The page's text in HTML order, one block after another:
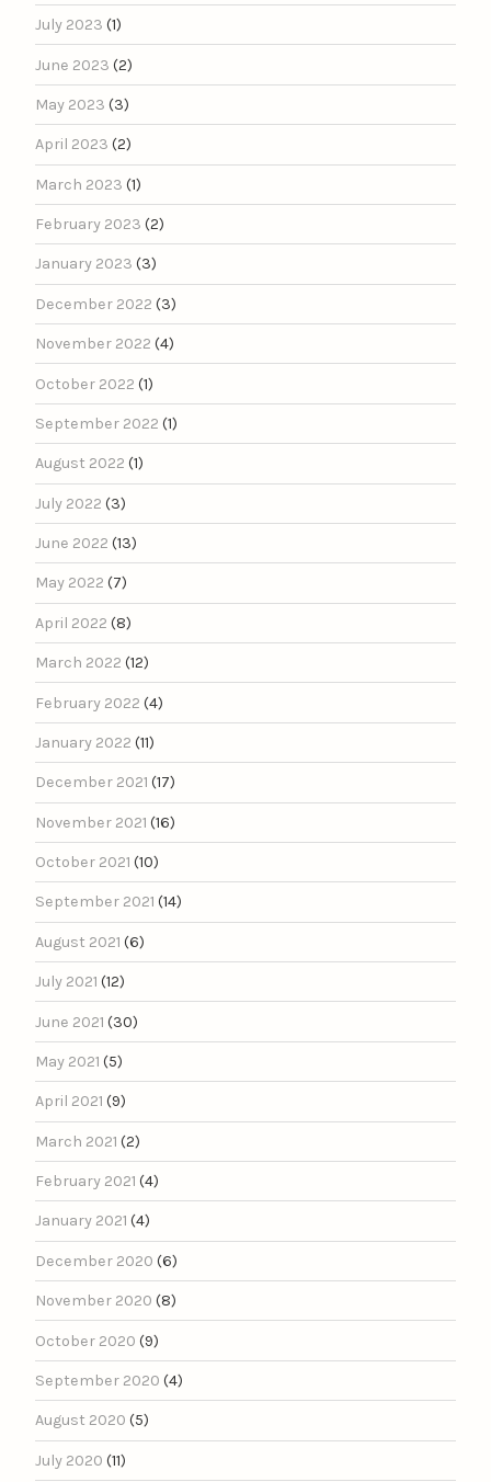
July 2023 (1)
June 2023 (2)
May 2023 (3)
April 2023 (2)
March 2023 (1)
February 2023 (2)
January 2023 (3)
December 2022 (3)
November 2022 (4)
October 2022 (1)
September 2022 (1)
August 2022 (1)
July 2022 (3)
June 2022 (13)
May 2022 (7)
April 2022 (8)
March 2022 (12)
February 2022 (4)
January 2022 (11)
December 2021 (17)
November 2021 (16)
October 2021 (10)
September 2021 (14)
August 2021 (6)
July 2021 (12)
June 2021 (30)
May 2021 (5)
April 2021 (9)
March 2021 (2)
February 2021 (4)
January 2021 (4)
December 2020 (6)
November 2020 (8)
October 2020 (9)
September 2020 (4)
August 2020 (5)
July 2020 (11)